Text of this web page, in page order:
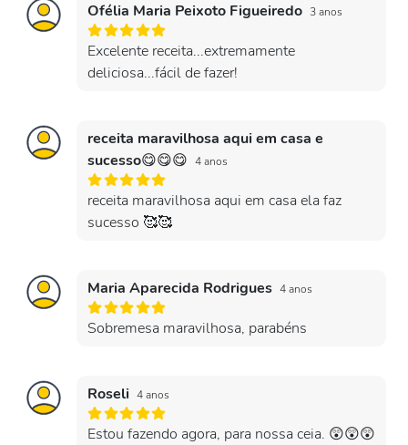
Ofélia Maria Peixoto Figueiredo 3 anos
Excelente receita...extremamente
deliciosa...fácil de fazer!
receita maravilhosa aqui em casa e
sucesso😋😋😋 4 anos
receita maravilhosa aqui em casa ela faz
sucesso 🥰🥰
Maria Aparecida Rodrigues 4 anos
Sobremesa maravilhosa, parabéns
Roseli 4 anos
Estou fazendo agora, para nossa ceia. 😲😲😲